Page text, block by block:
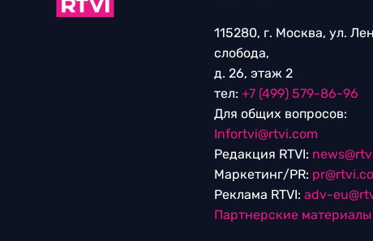
115280, г. Москва, ул.
слобода,
д. 26, этаж 2
тел: +7 (499) 579-86-96
Для общих вопросов:
Infortvi@rtvi.com
Редакция RTVI:
Маркетинг/PR:
Реклама RTVI: adv-
Партнерские материалы